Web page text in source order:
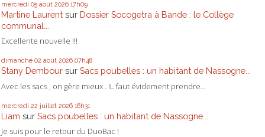
mercredi 05 août 2026 17h09
Martine Laurent sur Dossier Socogetra à Bande : le Collège
communal...
Excellente nouvelle !!!
dimanche 02 août 2026 07h48
Stany Dembour sur Sacs poubelles : un habitant de Nassogne...
Avec les sacs , on gère mieux . IL faut évidement prendre...
mercredi 22 juillet 2026 16h31
Liam sur Sacs poubelles : un habitant de Nassogne...
Je suis pour le retour du DuoBac !